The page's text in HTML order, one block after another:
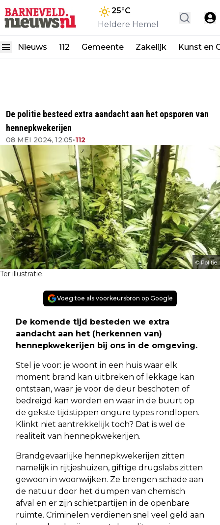
25°C
Heldere Hemel
Nieuws 112 Gemeente Zakelijk Kunst en
De politie besteed extra aandacht aan het opsporen van
hennepkwekerijen
08 MEI 2024, 12:05•112
© Politie
Ter illustratie.
Voeg toe als voorkeursbron op Google
De komende tijd besteden we extra
aandacht aan het (herkennen van)
hennepkwekerijen bij ons in de omgeving.
Stel je voor: je woont in een huis waar elk
moment brand kan uitbreken of lekkage kan
ontstaan, waar je voor de deur beschoten of
bedreigd kan worden en waar in de buurt op
de gekste tijdstippen ongure types rondlopen.
Klinkt niet aantrekkelijk toch? Dat is wel de
realiteit van hennepkwekerijen.
Brandgevaarlijke hennepkwekerijen zitten
namelijk in rijtjeshuizen, giftige drugslabs zitten
gewoon in woonwijken. Ze brengen schade aan
de natuur door het dumpen van chemisch
afval en er zijn schietpartijen in de openbare
ruimte. Criminelen verdienen snel veel geld aan